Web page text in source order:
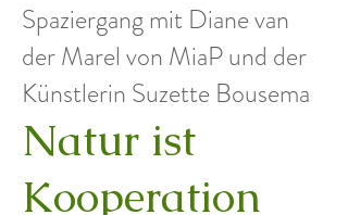
Spaziergang mit Diane van
der Marel von MiaP und der
Künstlerin Suzette Bousema
Natur ist
Kooperation